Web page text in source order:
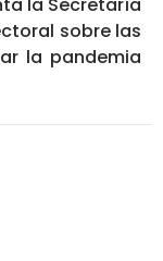
la Secretaría
sobre las
la pandemia